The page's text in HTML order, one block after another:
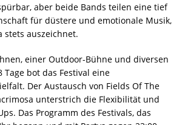
aber beide Bands teilen eine tief
für düstere und emotionale Musik,
stets auszeichnet.
einer Outdoor-Bühne und diversen
bot das Festival eine
Der Austausch von Fields Of The
unterstrich die Flexibilität und
Das Programm des Festivals, das